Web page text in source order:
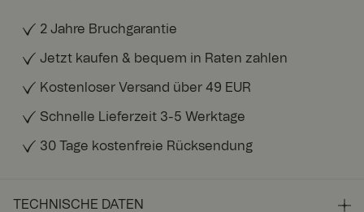
2 Jahre Bruchgarantie
Jetzt kaufen & bequem in Raten zahlen
Kostenloser Versand über 49 EUR
Schnelle Lieferzeit 3-5 Werktage
30 Tage kostenfreie Rücksendung
TECHNISCHE DATEN